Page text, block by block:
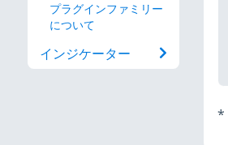
プラグインファミリー
について
インジケーター
*